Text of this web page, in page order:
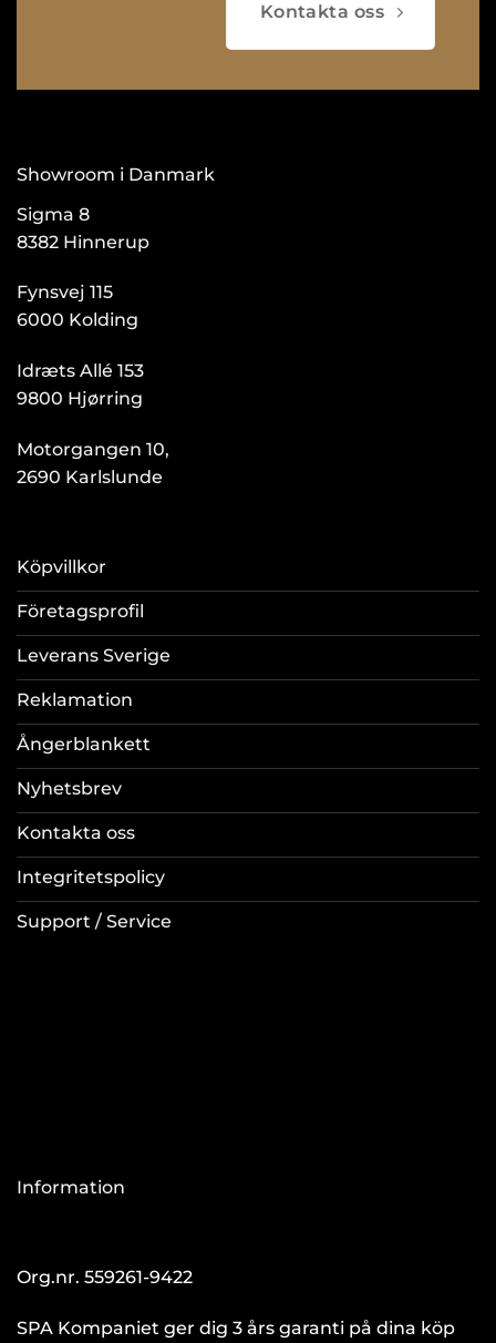
Kontakta oss
Showroom i Danmark
Sigma 8
8382 Hinnerup
Fynsvej 115
6000 Kolding
Idræts Allé 153
9800 Hjørring
Motorgangen 10,
2690 Karlslunde
Köpvillkor
Företagsprofil
Leverans Sverige
Reklamation
Ångerblankett
Nyhetsbrev
Kontakta oss
Integritetspolicy
Support / Service
Information
Org.nr. 559261-9422
SPA Kompaniet ger dig 3 års garanti på dina köp